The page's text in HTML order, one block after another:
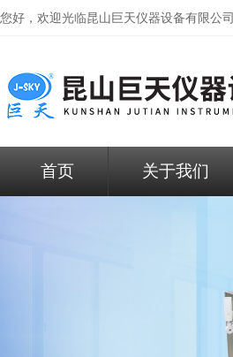
您好，欢迎光临昆山巨天仪器设备有限公司
首页 关于我们